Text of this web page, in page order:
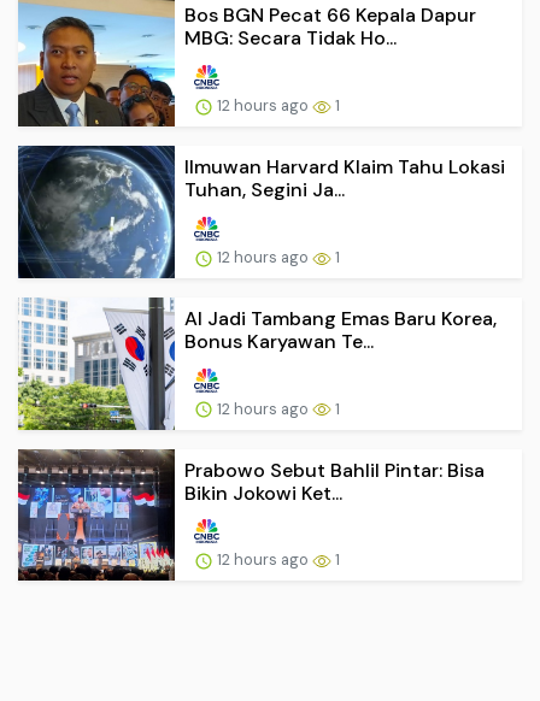
Bos BGN Pecat 66 Kepala Dapur
MBG: Secara Tidak Ho...
12 hours ago 1
Ilmuwan Harvard Klaim Tahu Lokasi
Tuhan, Segini Ja...
12 hours ago 1
AI Jadi Tambang Emas Baru Korea,
Bonus Karyawan Te...
12 hours ago 1
Prabowo Sebut Bahlil Pintar: Bisa
Bikin Jokowi Ket...
12 hours ago 1